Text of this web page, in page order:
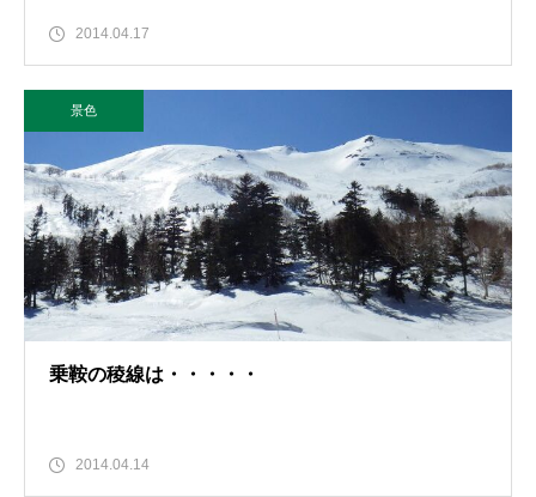
2014.04.17
景色
乗鞍の稜線は・・・・・
2014.04.14